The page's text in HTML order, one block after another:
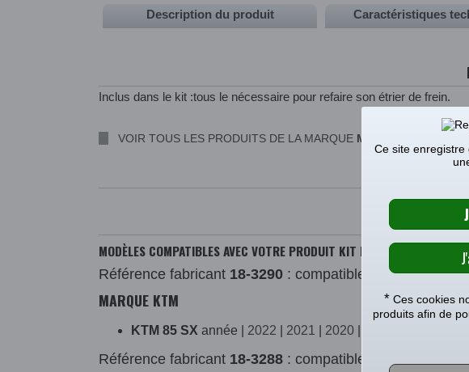
Description du produit Caractéristiques
Inclus dans le kit :tous le nécessaire pour refaire son étrier de frein.
VOIR TOUS LES PRODUITS DE LA MARQUE MOOSE RACING
MODÈLES COMPATIBLES AVEC VOTRE PRODUIT KIT REPARATION ETRIER
Référence fabricant 18-3290 : compatible avec le(s)
MARQUE KTM
KTM 85 SX année | 2022 2021 2020
Référence fabricant 18-3288 : compatible avec le(s)
Ce site
* Ces cookies
produits afin de